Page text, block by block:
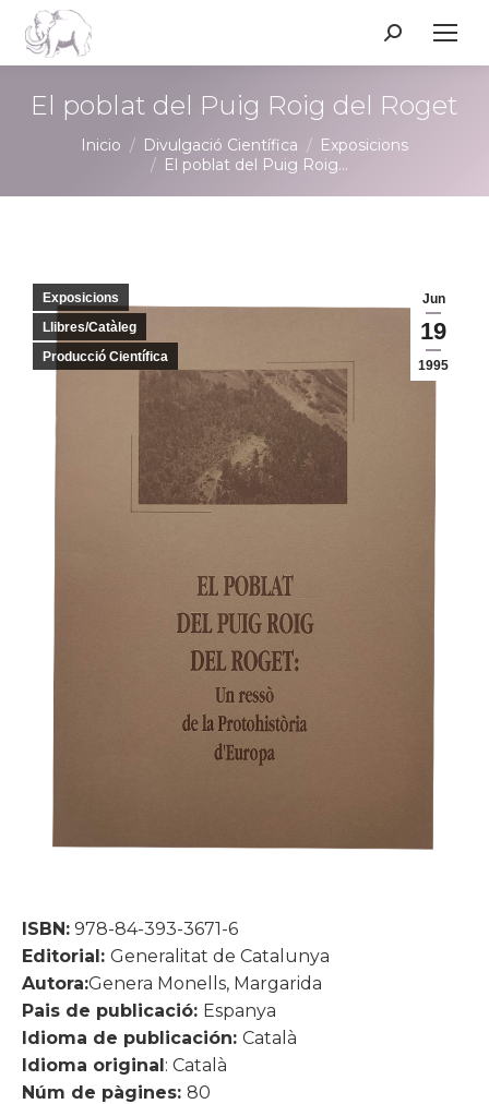
Buscar:
El poblat del Puig Roig del Roget
Estás aquí:
Inicio Divulgació Científica
Exposicions
El poblat del Puig Roig…
Jun
19
1995
Exposicions
Llibres/Catàleg
Producció Científica
ISBN: 978-84-393-3671-6
Editorial: Generalitat de Catalunya
Autora:Genera Monells, Margarida
Pais de publicació: Espanya
Idioma de publicación: Català
Idioma original: Català
Núm de pàgines: 80